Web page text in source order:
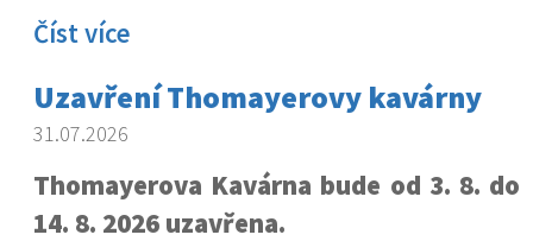
Číst více
Uzavření Thomayerovy kavárny
31.07.2026
Thomayerova Kavárna bude od 3. 8. do
14. 8. 2026 uzavřena.